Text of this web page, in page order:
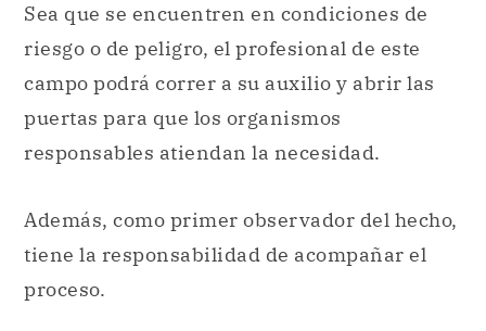
Sea que se encuentren en condiciones de
riesgo o de peligro, el profesional de este
campo podrá correr a su auxilio y abrir las
puertas para que los organismos
responsables atiendan la necesidad.
Además, como primer observador del hecho,
tiene la responsabilidad de acompañar el
proceso.